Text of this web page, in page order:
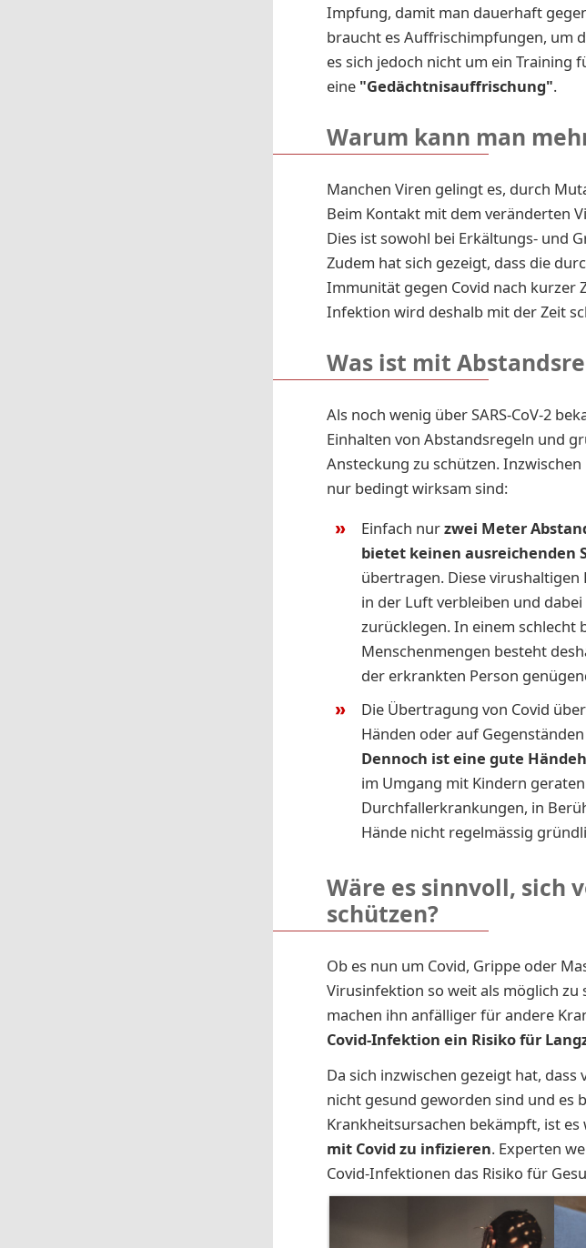
Impfung, damit man dauerhaft
braucht es Auffrischimpfungen, um
es sich jedoch nicht um ein Training
eine "Gedächtnisauffrischung".
Warum kann man
Manchen Viren gelingt es, durch
Beim Kontakt mit dem veränderten
Dies ist sowohl bei Erkältungs- und
Zudem hat sich gezeigt, dass die
Immunität gegen Covid nach kurzer
Infektion wird deshalb mit der Zeit
Was ist mit
Als noch wenig über SARS-CoV-2
Einhalten von Abstandsregeln und
Ansteckung zu schützen.
nur bedingt wirksam sind:
Einfach nurzwei Meter
bietet keinen ausreichenden
übertragen. Diese
in der Luft verbleiben und
zurücklegen. In einem schlecht
Menschenmengen besteht
der erkrankten Person
Die Übertragung von Covid
Händen oder auf
Dennoch ist eine gute
im Umgang mit Kindern
Durchfallerkrankungen, in
Hände nicht regelmässig
Wäre es sinnvoll, sich
schützen?
Ob es nun um Covid, Grippe oder
Virusinfektion so weit als möglich
machen ihn anfälliger für andere
Covid-Infektion ein Risiko für
Da sich inzwischen gezeigt hat,
nicht gesund geworden sind und es
Krankheitsursachen bekämpft, ist
mit Covid zu infizieren. Experten
Covid-Infektionen das Risiko für